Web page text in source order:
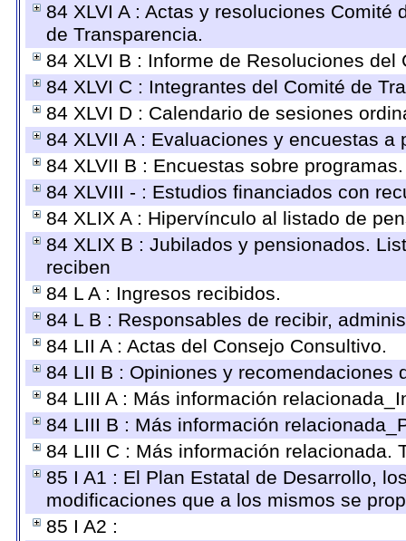
84 XLVI A : Actas y resoluciones
de Transparencia.
84 XLVI B : Informe de Resoluciones del
84 XLVI C : Integrantes del Comité de
84 XLVI D : Calendario de sesiones
84 XLVII A : Evaluaciones y encuestas
84 XLVII B : Encuestas sobre programas.
84 XLVIII - : Estudios financiados con
84 XLIX A : Hipervínculo al listado de
84 XLIX B : Jubilados y pensionados.
reciben
84 L A : Ingresos recibidos.
84 L B : Responsables de recibir,
84 LII A : Actas del Consejo Consultivo.
84 LII B : Opiniones y recomendaciones
84 LIII A : Más información
84 LIII B : Más información
84 LIII C : Más información relacionada.
85 I A1 : El Plan Estatal de Desarrollo,
modificaciones que a los mismos se
85 I A2 :